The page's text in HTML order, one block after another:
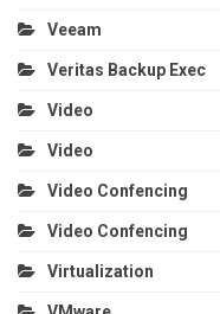
Veeam
Veritas Backup Exec
Video
Video
Video Confencing
Video Confencing
Virtualization